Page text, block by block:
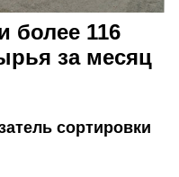
более 116
за месяц
сортировки